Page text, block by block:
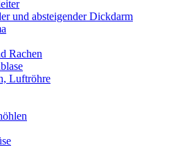
und absteigender Dickdarm
Rachen
Luftröhre